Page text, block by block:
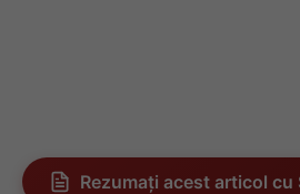
Rezumați acest articol cu